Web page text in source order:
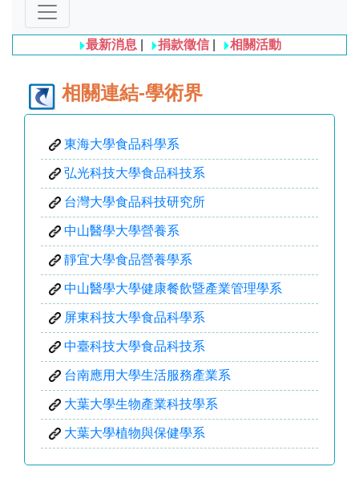
最新消息 捐款徵信 相關活動
相關連結-學術界
東海大學食品科學系
弘光科技大學食品科技系
台灣大學食品科技研究所
中山醫學大學營養系
靜宜大學食品營養學系
中山醫學大學健康餐飲暨產業管理學系
屏東科技大學食品科學系
中臺科技大學食品科技系
台南應用大學生活服務產業系
大葉大學生物產業科技學系
大葉大學植物與保健學系